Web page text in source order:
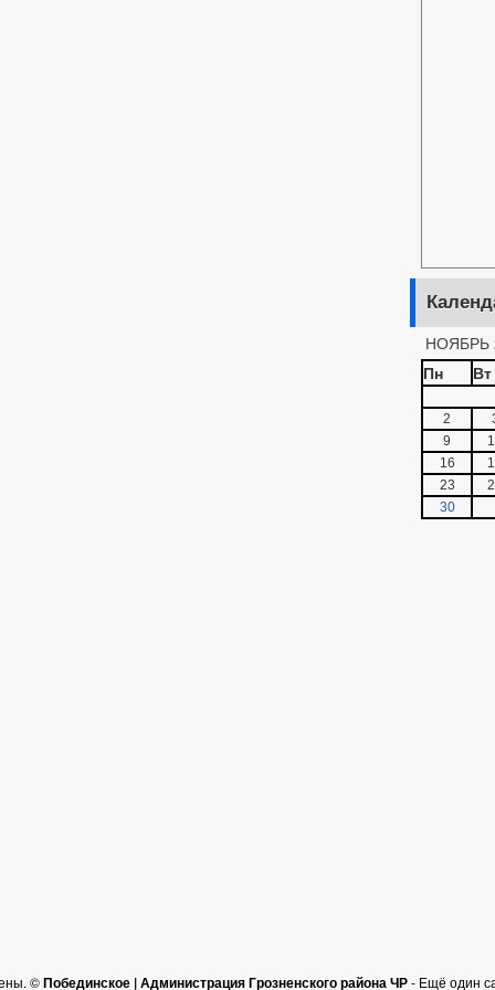
НОЯБРЬ
Пн
Вт
2
9
16
23
30
©Побединское | Администрация Грозненского района ЧР- Ещё один